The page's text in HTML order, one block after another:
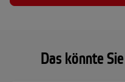
Das könnte